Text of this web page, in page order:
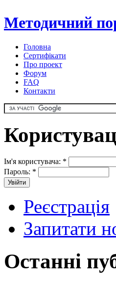
Методичний
Головна
Сертифікати
Про проект
Форум
FAQ
Контакти
Ім'я користувача: *
Пароль: *
Реєстрація
Запитати
Останні